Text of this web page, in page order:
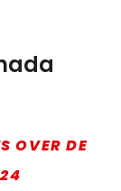
OVER DE